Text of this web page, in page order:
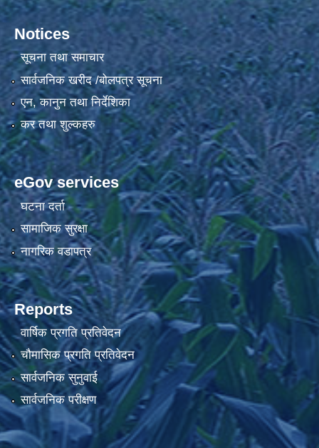
Notices
सूचना तथा समाचार
सार्वजनिक खरीद /बोलपत्र सूचना
एन, कानुन तथा निर्देशिका
कर तथा शुल्कहरु
eGov services
घटना दर्ता
सामाजिक सुरक्षा
नागरिक वडापत्र
Reports
वार्षिक प्रगति प्रतिवेदन
चौमासिक प्रगति प्रतिवेदन
सार्वजनिक सुनुवाई
सार्वजनिक परीक्षण